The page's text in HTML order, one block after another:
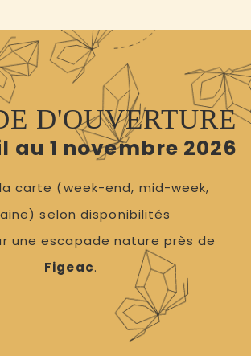
D'OUVERTURE
au 1 novembre 2026
carte (week-end, mid-week,
selon disponibilités
une escapade nature près de
Figeac.